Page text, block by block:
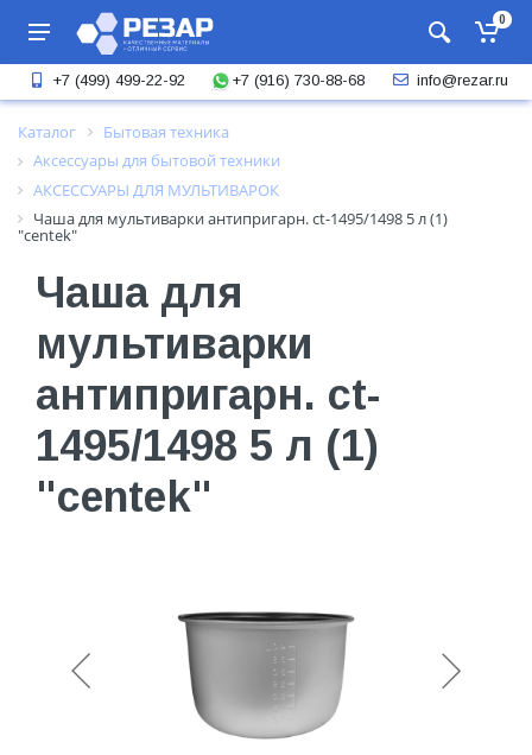
0
+7 (499) 499-22-92 +7 (916) 730-88-68 info@rezar.ru
Каталог
Бытовая техника
Аксессуары для бытовой техники
АКСЕССУАРЫ ДЛЯ МУЛЬТИВАРОК
Чаша для мультиварки антипригарн. ct-1495/1498 5 л (1)
"centek"
Чаша для
мультиварки
антипригарн. ct-
1495/1498 5 л (1)
"centek"